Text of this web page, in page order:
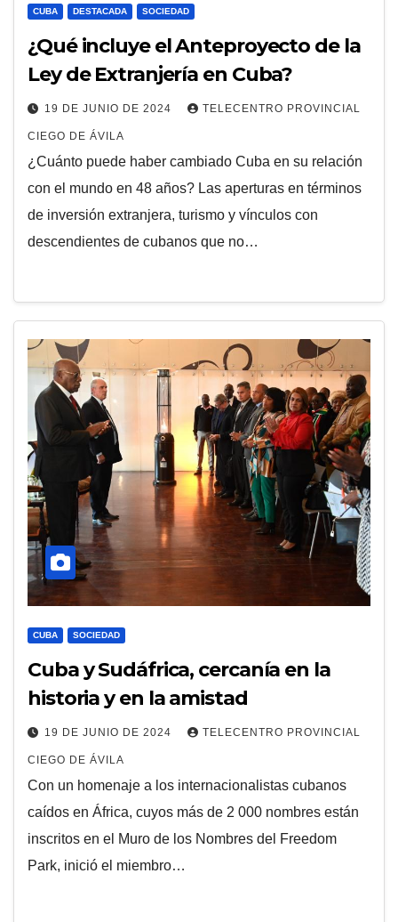
CUBA DESTACADA SOCIEDAD
¿Qué incluye el Anteproyecto de la
Ley de Extranjería en Cuba?
19 DE JUNIO DE 2024 TELECENTRO PROVINCIAL
CIEGO DE ÁVILA
¿Cuánto puede haber cambiado Cuba en su relación
con el mundo en 48 años? Las aperturas en términos
de inversión extranjera, turismo y vínculos con
descendientes de cubanos que no…
CUBA SOCIEDAD
Cuba y Sudáfrica, cercanía en la
historia y en la amistad
19 DE JUNIO DE 2024 TELECENTRO PROVINCIAL
CIEGO DE ÁVILA
Con un homenaje a los internacionalistas cubanos
caídos en África, cuyos más de 2 000 nombres están
inscritos en el Muro de los Nombres del Freedom
Park, inició el miembro…